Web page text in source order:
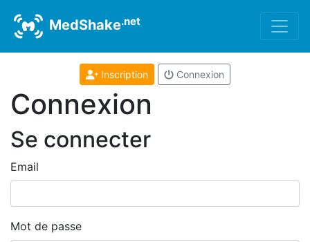
MedShake.net
Inscription Connexion
Connexion
Se connecter
Email
Mot de passe